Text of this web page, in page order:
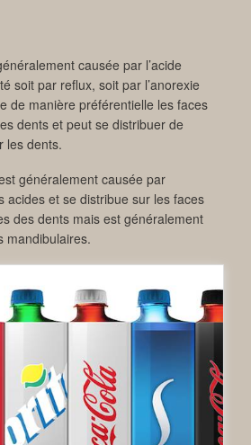
causée par l’acide
soit par reflux, soit par l’anorexie
de manière préférentielle les faces
dents et peut se distribuer de
les dents.
généralement causée par
acides et se distribue sur les faces
des dents mais est généralement
mandibulaires.